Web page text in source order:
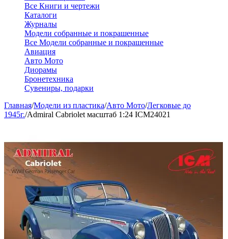
Все Книги и чертежи
Каталоги
Журналы
Модели собранные и покрашенные
Все Модели собранные и покрашенные
Авиация
Авто Мото
Диорамы
Бронетехника
Сувениры, подарки
Главная/Модели из пластика/Авто Мото/Легковые до
1945г./Admiral Cabriolet масштаб 1:24 ICM24021